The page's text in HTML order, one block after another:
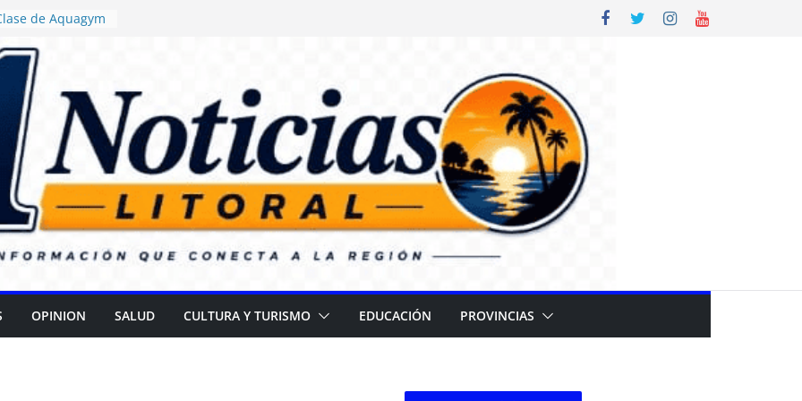
de Aquagym
ordenó
alimentos con
en escuelas
Rossi
Centro de Salud
para
Día de las
OPINION SALUD CULTURA Y TURISMO EDUCACIÓN PROVINCIAS